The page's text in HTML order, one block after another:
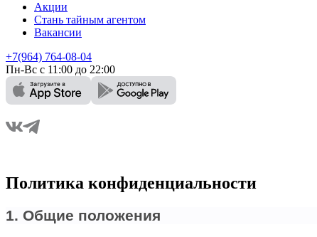
Акции
Стань тайным агентом
Вакансии
+7(964) 764-08-04
Пн-Вс с 11:00 до 22:00
Политика конфиденциальности
1. Общие положения